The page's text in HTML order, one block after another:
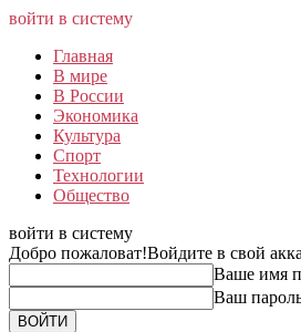
войти в систему
Главная
В мире
В России
Экономика
Культура
Спорт
Технологии
Общество
войти в систему
Добро пожаловат!Войдите в свой
Ваше имя
Ваш